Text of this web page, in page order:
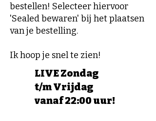
bestellen! Selecteer hiervoor
'Sealed bewaren' bij het plaatsen
van je bestelling.
Ik hoop je snel te zien!
LIVE Zondag
t/m Vrijdag
vanaf 22:00 uur!